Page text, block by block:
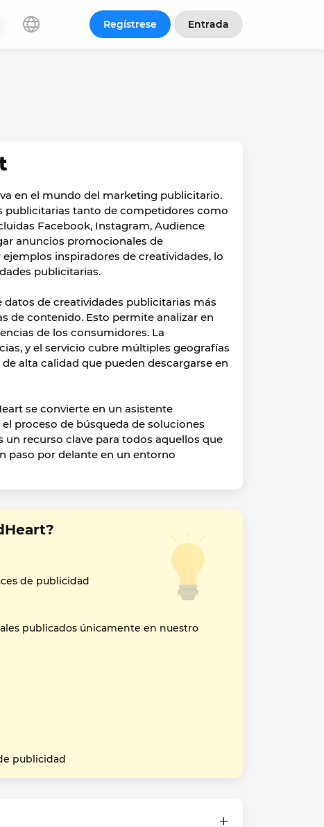
Regístrese Entrada
en el mundo del marketing publicitario.
publicitarias tanto de competidores como
Facebook, Instagram, Audience
anuncios promocionales de
inspiradores de creatividades, lo
publicitarias.
de creatividades publicitarias más
de contenido. Esto permite analizar en
de los consumidores. La
y el servicio cubre múltiples geografías
alta calidad que pueden descargarse en
se convierte en un asistente
proceso de búsqueda de soluciones
un recurso clave para todos aquellos que
paso por delante en un entorno
de publicidad
publicados únicamente en nuestro
publicidad